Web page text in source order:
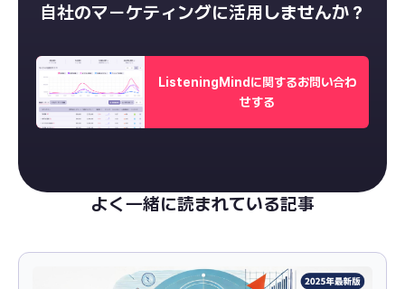
自社のマーケティングに活用しませんか？
ListeningMindに関するお問い合わ
せする
よく一緒に読まれている記事